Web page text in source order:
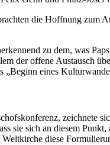
die Hoffnung zum
zu dem, was
der offene Austausch
eines
zeichnete
sie sich an diesem
diese